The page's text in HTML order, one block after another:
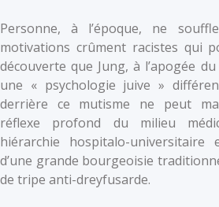
Personne, à l’époque, ne
motivations crûment racistes qui
découverte que Jung, à l’apogée
une « psychologie juive »
derrière ce mutisme ne peut
réflexe profond du milieu
hiérarchie hospitalo-
d’une grande bourgeoisie
de tripe anti-dreyfusarde.